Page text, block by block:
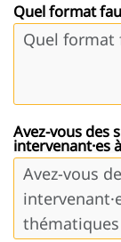
Quel format
Avez-vous des
intervenant·es